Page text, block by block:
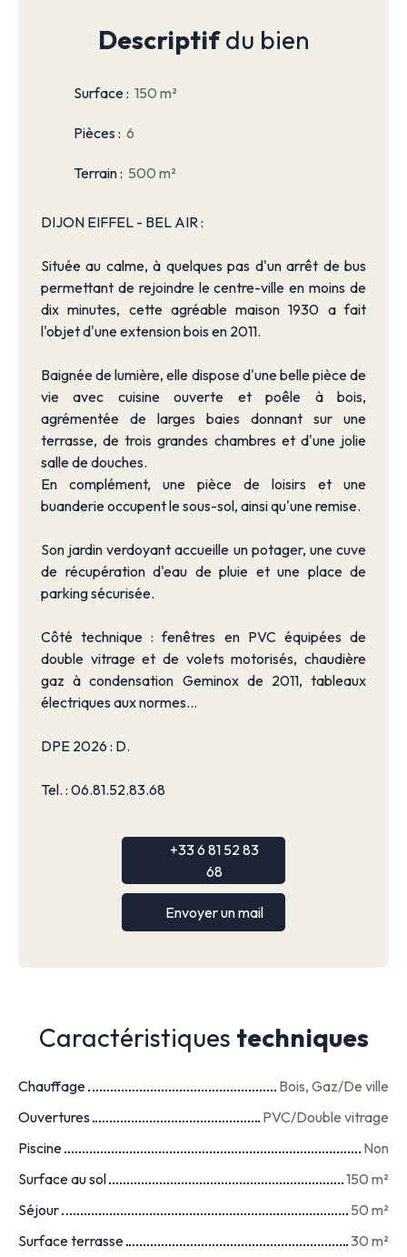
Descriptifdu bien
Surface: 150 m²
Pièces : 6
Terrain: 500 m²
DIJON EIFFEL - BEL AIR :
Située au calme, à quelques pas d'un arrêt de bus
permettant de rejoindre le centre-ville en moins de
dix minutes, cette agréable maison 1930 a fait
l'objet d'une extension bois en 2011.
Baignée de lumière, elle dispose d'une belle pièce de
vie avec cuisine ouverte et poêle à bois,
agrémentée de larges baies donnant sur une
terrasse, de trois grandes chambres et d'une jolie
salle de douches.
En complément, une pièce de loisirs et une
buanderie occupent le sous-sol, ainsi qu'une remise.
Son jardin verdoyant accueille un potager, une cuve
de récupération d'eau de pluie et une place de
parking sécurisée.
Côté technique : fenêtres en PVC équipées de
double vitrage et de volets motorisés, chaudière
gaz à condensation Geminox de 2011, tableaux
électriques aux normes...
DPE 2026 : D.
Tel. : 06.81.52.83.68
+33 6 81 52 83
68
Envoyer un mail
Caractéristiques techniques
Chauffage
Bois, Gaz/De ville
Ouvertures
PVC/Double vitrage
Piscine
Non
Surface au sol
150 m²
Séjour
50 m²
Surface terrasse
30 m²